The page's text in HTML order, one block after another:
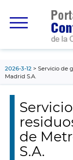
principal
2026-3-12
Servicio de
Madrid S.A.
de
S.A.